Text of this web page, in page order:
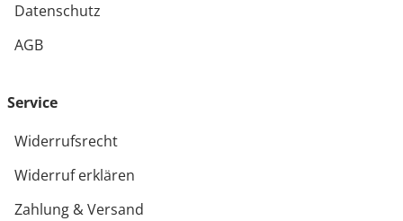
Datenschutz
AGB
Service
Widerrufsrecht
Widerruf erklären
Zahlung & Versand